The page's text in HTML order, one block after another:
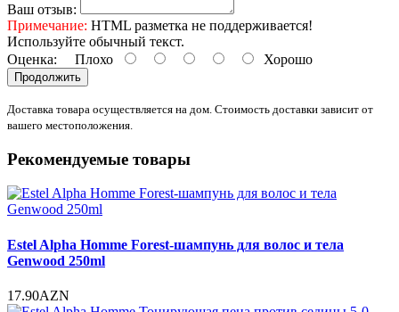
Ваш отзыв:
Примечание: HTML разметка не поддерживается!
Используйте обычный текст.
Оценка: Плохо Хорошо
Продолжить
Доставка товара осуществляется на дом. Стоимость доставки зависит от
вашего местоположения.
Рекомендуемые товары
Estel Alpha Homme Forest-шампунь для волос и тела
Genwood 250ml
17.90AZN